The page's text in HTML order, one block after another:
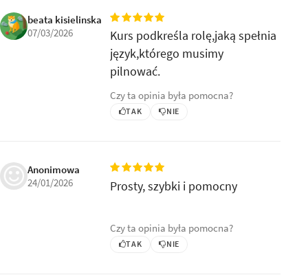
beata kisielinska
07/03/2026
Kurs podkreśla rolę,jaką spełnia
język,którego musimy
pilnować.
Czy ta opinia była pomocna?
TAK NIE
Anonimowa
24/01/2026
Prosty, szybki i pomocny
Czy ta opinia była pomocna?
TAK NIE